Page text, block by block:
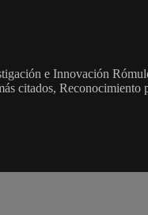
e Innovación
citados, Reconocimiento